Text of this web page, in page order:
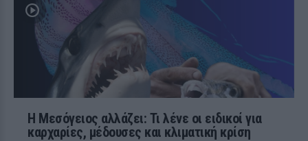
Η Μεσόγειος αλλάζει: Τι λένε οι ειδικοί για
καρχαρίες, μέδουσες και κλιματική κρίση